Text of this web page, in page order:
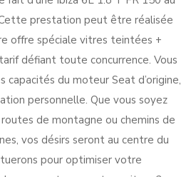
prestation peut être réalisée
offre spéciale vitres teintées +
défiant toute concurrence. Vous
capacités du moteur Seat d’origine,
personnelle. Que vous soyez
de montagne ou chemins de
vos désirs seront au centre du
pour optimiser votre